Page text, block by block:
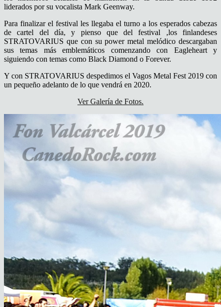
liderados por su vocalista Mark Geenway.
Para finalizar el festival les llegaba el turno a los esperados cabezas
de cartel del día, y pienso que del festival ,los finlandeses
STRATOVARIUS que con su power metal melódico descargaban
sus temas más emblemáticos comenzando con Eagleheart y
siguiendo con temas como Black Diamond o Forever.
Y con STRATOVARIUS despedimos el Vagos Metal Fest 2019 con
un pequeño adelanto de lo que vendrá en 2020.
Ver Galería de Fotos.